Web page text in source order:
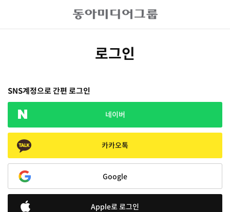
로그인
SNS계정으로 간편 로그인
네이버
카카오톡
Google
Apple로 로그인